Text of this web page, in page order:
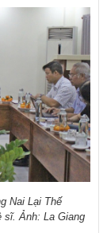
Nai Lại Thế
sĩ. Ảnh: La Giang